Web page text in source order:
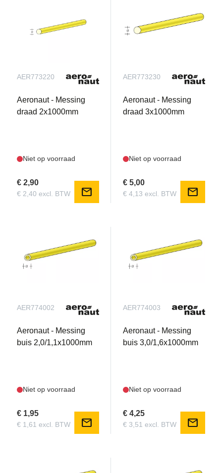
AER773220
Aeronaut - Messing
draad 2x1000mm
Niet op voorraad
€ 2,90
€ 2,40 excl. BTW mail
AER773230
Aeronaut - Messing
draad 3x1000mm
Niet op voorraad
€ 5,00
€ 4,13 excl. BTW mail
AER774002
Aeronaut - Messing
buis 2,0/1,1x1000mm
Niet op voorraad
€ 1,95
€ 1,61 excl. BTW mail
AER774003
Aeronaut - Messing
buis 3,0/1,6x1000mm
Niet op voorraad
€ 4,25
€ 3,51 excl. BTW mail